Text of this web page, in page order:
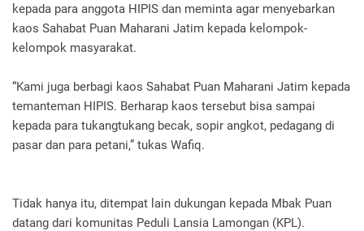
kepada para anggota HIPIS dan meminta agar menyebarkan
kaos Sahabat Puan Maharani Jatim kepada kelompok-
kelompok masyarakat.
“Kami juga berbagi kaos Sahabat Puan Maharani Jatim kepada
temanteman HIPIS. Berharap kaos tersebut bisa sampai
kepada para tukangtukang becak, sopir angkot, pedagang di
pasar dan para petani,” tukas Wafiq.
Tidak hanya itu, ditempat lain dukungan kepada Mbak Puan
datang dari komunitas Peduli Lansia Lamongan (KPL).